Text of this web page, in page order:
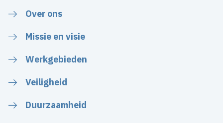
Over ons
Missie en visie
Werkgebieden
Veiligheid
Duurzaamheid